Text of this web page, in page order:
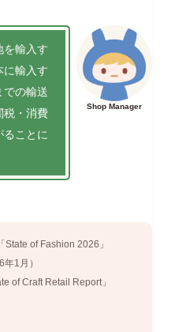
を輸入す
に輸入す
での輸送
税・消費
ことに
Shop Manager
of Fashion 2026」
1月）
of Craft Retail Report」